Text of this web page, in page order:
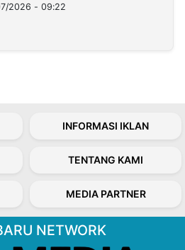
2026 - 09:22
INFORMASI IKLAN
TENTANG KAMI
MEDIA PARTNER
NETWORK